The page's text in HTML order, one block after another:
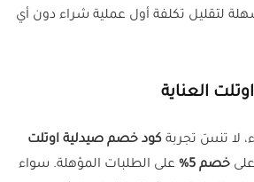
لتقليل تكلفة أول عملية شراء دون أي
العناية
لا تنسَ تجربة كود خصم صيدلية اوتلت
خصم 5%
على الطلبات المؤهلة. سواء